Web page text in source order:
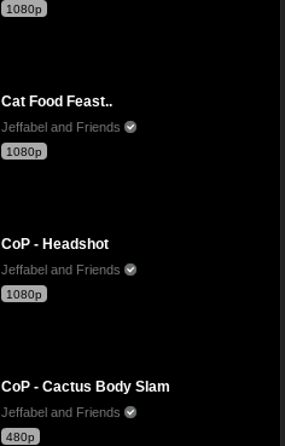
1080p
Cat Food Feast..
Jeffabel and Friends
1080p
CoP - Headshot
Jeffabel and Friends
1080p
CoP - Cactus Body Slam
Jeffabel and Friends
480p